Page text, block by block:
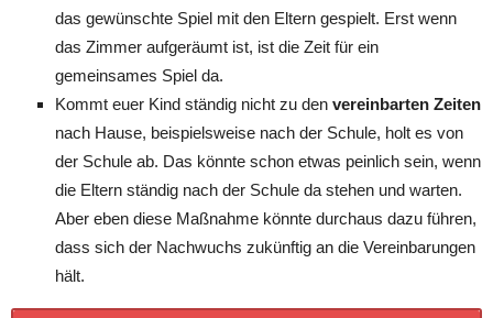
das gewünschte Spiel mit den Eltern gespielt. Erst wenn
das Zimmer aufgeräumt ist, ist die Zeit für ein
gemeinsames Spiel da.
Kommt euer Kind ständig nicht zu den vereinbarten Zeiten
nach Hause, beispielsweise nach der Schule, holt es von
der Schule ab. Das könnte schon etwas peinlich sein, wenn
die Eltern ständig nach der Schule da stehen und warten.
Aber eben diese Maßnahme könnte durchaus dazu führen,
dass sich der Nachwuchs zukünftig an die Vereinbarungen
hält.